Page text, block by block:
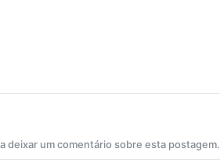
deixar um comentário sobre esta postagem.